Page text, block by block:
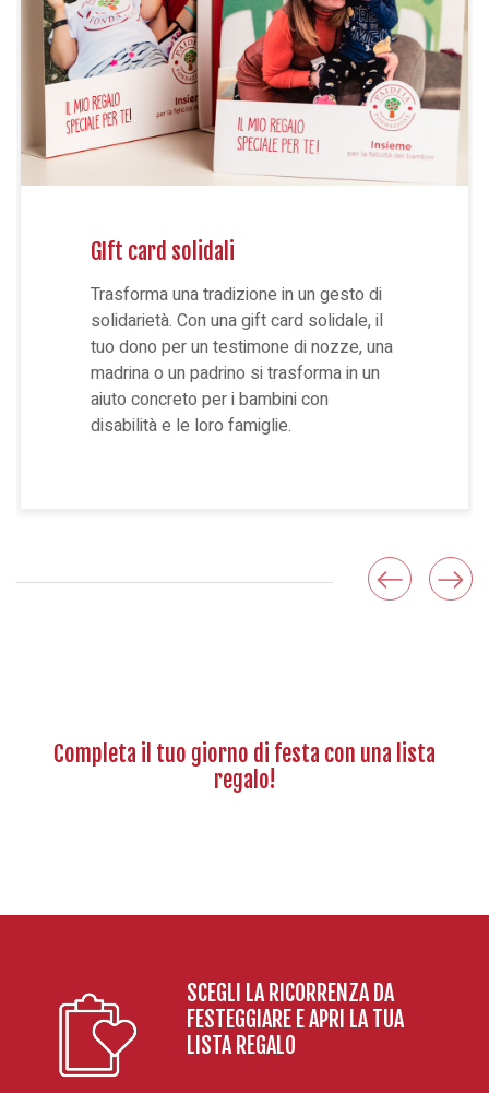
GIft card solidali
Trasforma una tradizione in un gesto di
solidarietà. Con una gift card solidale, il
tuo dono per un testimone di nozze, una
madrina o un padrino si trasforma in un
aiuto concreto per i bambini con
disabilità e le loro famiglie.
Completa il tuo giorno di festa con una lista
regalo!
SCEGLI LA RICORRENZA DA
FESTEGGIARE E APRI LA TUA
LISTA REGALO